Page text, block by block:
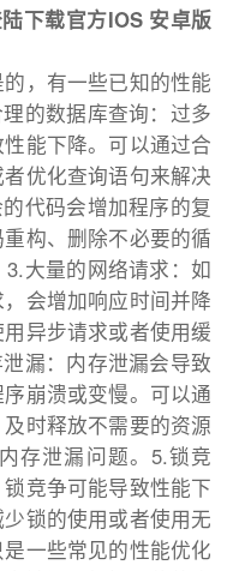
下载官方IOS 安卓版
，有一些已知的性能
的数据库查询：过多
能下降。可以通过合
优化查询语句来解决
代码会增加程序的复
构、删除不必要的循
大量的网络请求：如
会增加响应时间并降
异步请求或者使用缓
漏：内存泄漏会导致
崩溃或变慢。可以通
时释放不需要的资源
存泄漏问题。5.锁竞
竞争可能导致性能下
锁的使用或者使用无
一些常见的性能优化